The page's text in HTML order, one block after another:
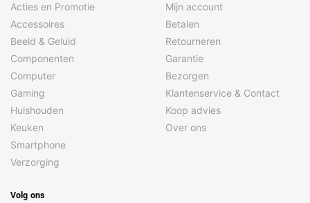
Acties en Promotie
Accessoires
Beeld & Geluid
Componenten
Computer
Gaming
Huishouden
Keuken
Smartphone
Verzorging
Mijn account
Betalen
Retourneren
Garantie
Bezorgen
Klantenservice & Contact
Koop advies
Over ons
Volg ons